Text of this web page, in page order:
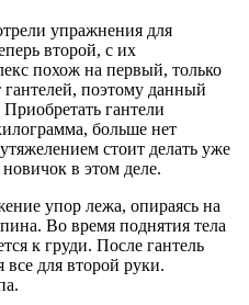
упражнения для
второй, с их
похож на первый, только
гантелей, поэтому данный
гантели
больше нет
стоит делать уже
в этом деле.
упор лежа, опираясь на
Во время поднятия тела
к груди. После гантель
все для второй руки.